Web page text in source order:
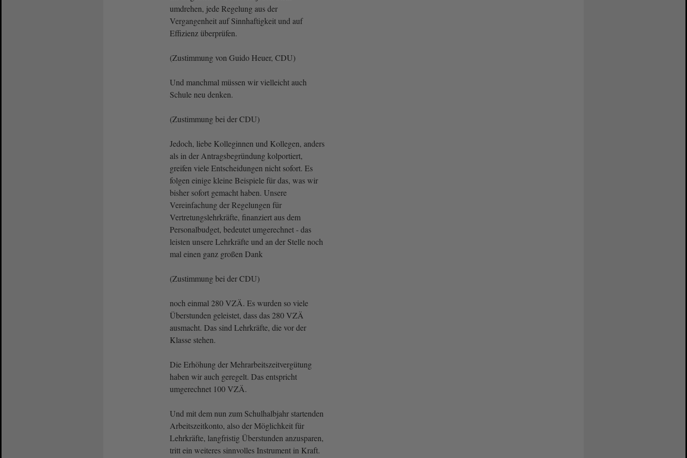
umdrehen, jede Regelung aus der
Vergangenheit auf Sinnhaftigkeit und auf
Effizienz überprüfen.
(Zustimmung von Guido Heuer, CDU)
Und manchmal müssen wir vielleicht auch
Schule neu denken.
(Zustimmung bei der CDU)
Jedoch, liebe Kolleginnen und Kollegen, anders
als in der Antragsbegründung kolportiert,
greifen viele Entscheidungen nicht sofort. Es
folgen einige kleine Beispiele für das, was wir
bisher sofort gemacht haben. Unsere
Vereinfachung der Regelungen für
Vertretungslehrkräfte, finanziert aus dem
Personalbudget, bedeutet umgerechnet - das
leisten unsere Lehrkräfte und an der Stelle noch
mal einen ganz großen Dank
(Zustimmung bei der CDU)
noch einmal 280 VZÄ. Es wurden so viele
Überstunden geleistet, dass das 280 VZÄ
ausmacht. Das sind Lehrkräfte, die vor der
Klasse stehen.
Die Erhöhung der Mehrarbeitszeitvergütung
haben wir auch geregelt. Das entspricht
umgerechnet 100 VZÄ.
Und mit dem nun zum Schulhalbjahr startenden
Arbeitszeitkonto, also der Möglichkeit für
Lehrkräfte, langfristig Überstunden anzusparen,
tritt ein weiteres sinnvolles Instrument in Kraft.